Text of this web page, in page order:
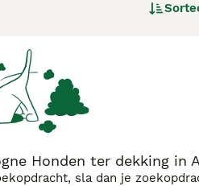
jachthond, die vooral wordt
Honden ter dekking in
sla dan je